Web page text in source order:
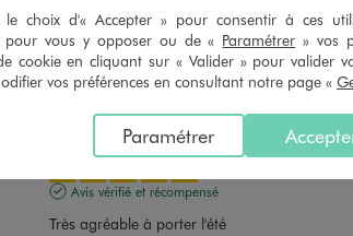
Parfait
Avis du04/08/2026 , suite à une expérience du
Avis vérifié et récompensé
Très agréable à porter l'été
le choix d'« Accepter » pour consentir à ces
pour vous y opposer ou de « Paramétrer » vos
cookie en cliquant sur « Valider » pour valider
vos préférences en consultant notre page «
Paramétrer